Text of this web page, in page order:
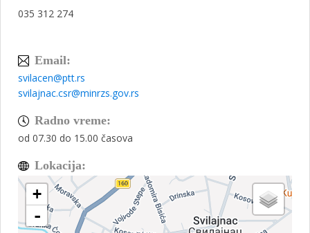
035 312 274
Email:
svilacen@ptt.rs
svilajnac.csr@minrzs.gov.rs
Radno vreme:
od 07.30 do 15.00 časova
Lokacija:
+
-